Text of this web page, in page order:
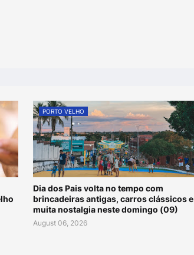
PORTO VELHO
Dia dos Pais volta no tempo com
brincadeiras antigas, carros clássicos e
muita nostalgia neste domingo (09)
August 06, 2026